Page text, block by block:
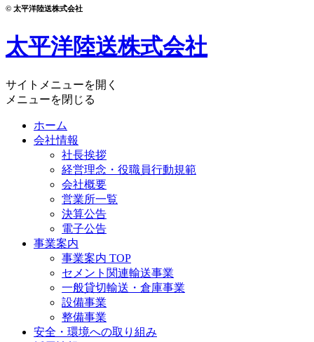
© 太平洋陸送株式会社
太平洋陸送株式会社
サイトメニューを開く
メニューを閉じる
ホーム
会社情報
社長挨拶
経営理念・役職員行動規範
会社概要
営業所一覧
決算公告
電子公告
事業案内
事業案内 TOP
セメント関連輸送事業
一般貸切輸送・倉庫事業
設備事業
整備事業
安全・環境への取り組み